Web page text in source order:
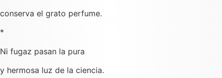
conserva el grato perfume.
*
Ni fugaz pasan la pura
y hermosa luz de la ciencia.